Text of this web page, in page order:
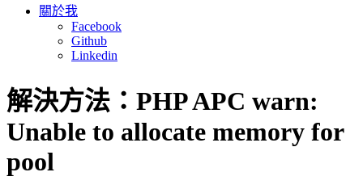
關於我
Facebook
Github
Linkedin
解決方法：PHP APC warn:
Unable to allocate memory for
pool